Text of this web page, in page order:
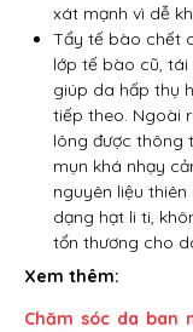
xát mạnh vì dễ
Tẩy tế bào chết
lớp tế bào cũ,
giúp da hấp thụ
tiếp theo. Ngoài
lông được thông
mụn khá nhạy
nguyên liệu
dạng hạt li ti,
tổn thương cho
Xem thêm:
Chăm sóc da ban